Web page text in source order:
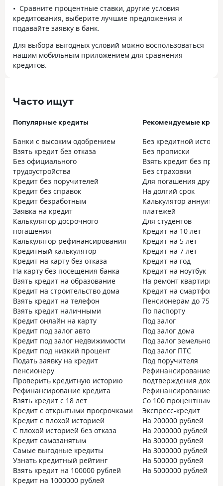
Сравните процентные ставки, другие условия
кредитования, выберите лучшие предложения и
подавайте заявку в банк.
Для выбора выгодных условий можно воспользоваться
нашим мобильным приложением для сравнения
кредитов.
Часто ищут
Популярные кредиты
Банки с высоким одобрением
Взять кредит без отказа
Без официального
трудоустройства
Кредит без поручителей
Кредит без справок
Кредит безработным
Заявка на кредит
Калькулятор досрочного
погашения
Калькулятор рефинансирования
Кредитный калькулятор
Кредит на карту без отказа
На карту без посещения банка
Взять кредит на образование
Кредит на строительство дома
Взять кредит на телефон
Взять кредит наличными
Кредит онлайн на карту
Кредит под залог авто
Кредит под залог недвижимости
Кредит под низкий процент
Подать заявку на кредит
пенсионеру
Проверить кредитную историю
Рефинансирование кредита
Взять кредит с 18 лет
Кредит с открытыми просрочками
Кредит с плохой историей
С плохой историей без отказа
Кредит самозанятым
Самые выгодные кредиты
Узнать кредитный рейтинг
Взять кредит на 100000 рублей
Кредит на 1000000 рублей
Рекомендуемые
Без кредитной
Без прописки
Взять кредит без
Без страховки
Для погашения других
На долгий срок
Калькулятор
платежей
Для студентов
Кредит на 10 лет
Кредит на 5 лет
Кредит на 7 лет
Кредит на год
Кредит на ноутбук
На ремонт квартиры
Кредит на смартфон
Пенсионерам до 75 лет
По паспорту
Под залог
Под залог дома
Под залог земельного
Под залог ПТС
Под поручителя
Рефинансирование без
подтверждения дохода
Рефинансирование с
Со 100 процентным
Экспресс-кредит
На 200000 рублей
На 2000000 рублей
На 300000 рублей
На 3000000 рублей
На 500000 рублей
На 5000000 рублей